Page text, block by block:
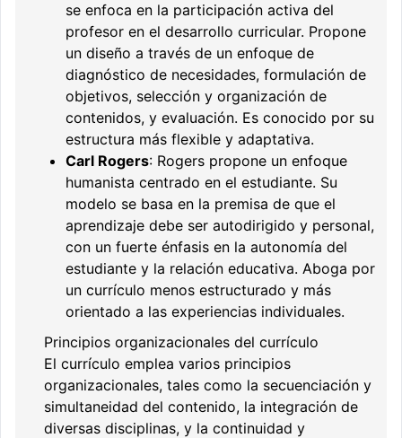
se enfoca en la participación activa del
profesor en el desarrollo curricular. Propone
un diseño a través de un enfoque de
diagnóstico de necesidades, formulación de
objetivos, selección y organización de
contenidos, y evaluación. Es conocido por su
estructura más flexible y adaptativa.
Carl Rogers: Rogers propone un enfoque
humanista centrado en el estudiante. Su
modelo se basa en la premisa de que el
aprendizaje debe ser autodirigido y personal,
con un fuerte énfasis en la autonomía del
estudiante y la relación educativa. Aboga por
un currículo menos estructurado y más
orientado a las experiencias individuales.
Principios organizacionales del currículo
El currículo emplea varios principios
organizacionales, tales como la secuenciación y
simultaneidad del contenido, la integración de
diversas disciplinas, y la continuidad y